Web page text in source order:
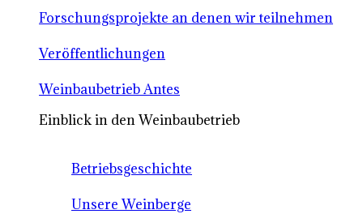
Forschungsprojekte an denen wir teilnehmen
Veröffentlichungen
Weinbaubetrieb Antes
Einblick in den Weinbaubetrieb
Betriebsgeschichte
Unsere Weinberge